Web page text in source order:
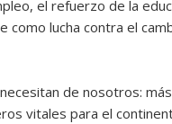
el refuerzo de la
como lucha contra el
de nosotros:
vitales para el